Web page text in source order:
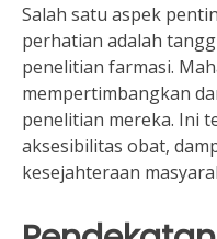
Salah satu aspek
perhatian adalah
penelitian farmasi.
mempertimbangkan
penelitian mereka. Ini
aksesibilitas obat,
kesejahteraan